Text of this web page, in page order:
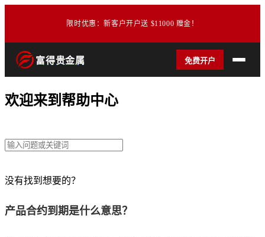
限时优惠：新客户开户送 $11000 赠金！
富得贵金属 免费开户
欢迎来到帮助中心
没有找到想要的？
产品合约到期是什么意思？